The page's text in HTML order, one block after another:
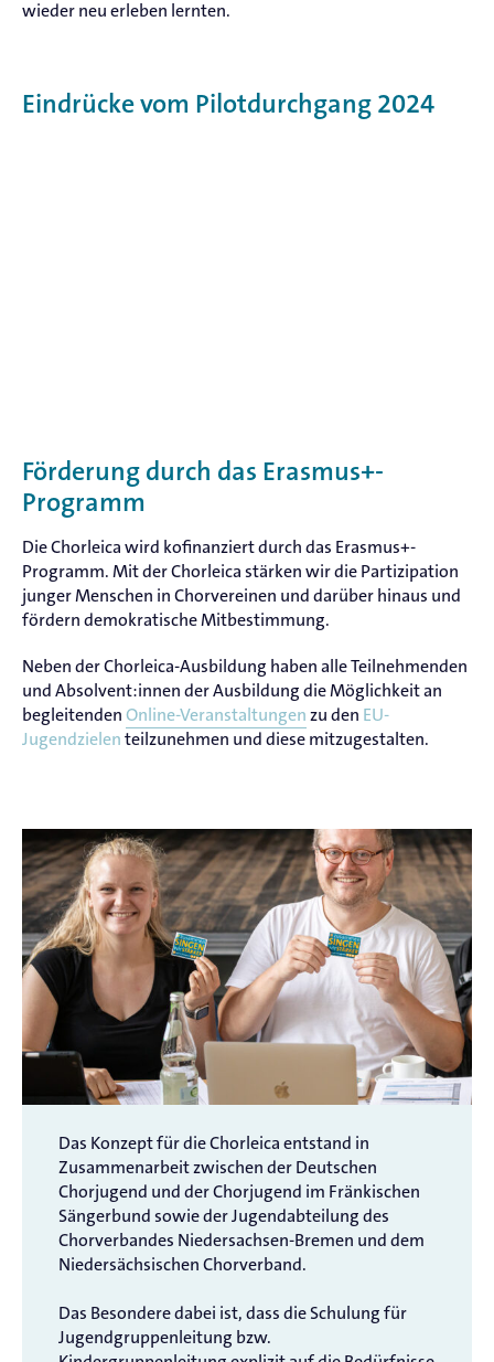
wieder neu erleben lernten.
Eindrücke vom Pilotdurchgang 2024
Förderung durch das Erasmus+-
Programm
Die Chorleica wird kofinanziert durch das Erasmus+-
Programm. Mit der Chorleica stärken wir die Partizipation
junger Menschen in Chorvereinen und darüber hinaus und
fördern demokratische Mitbestimmung.
Neben der Chorleica-Ausbildung haben alle Teilnehmenden
und Absolvent:innen der Ausbildung die Möglichkeit an
begleitendenOnline-Veranstaltungenzu den EU-
Jugendzielenteilzunehmen und diese mitzugestalten.
Das Konzept für die Chorleica entstand in
Zusammenarbeit zwischen der Deutschen
Chorjugend und der Chorjugend im Fränkischen
Sängerbund sowie der Jugendabteilung des
Chorverbandes Niedersachsen-Bremen und dem
Niedersächsischen Chorverband.
Das Besondere dabei ist, dass die Schulung für
Jugendgruppenleitung bzw.